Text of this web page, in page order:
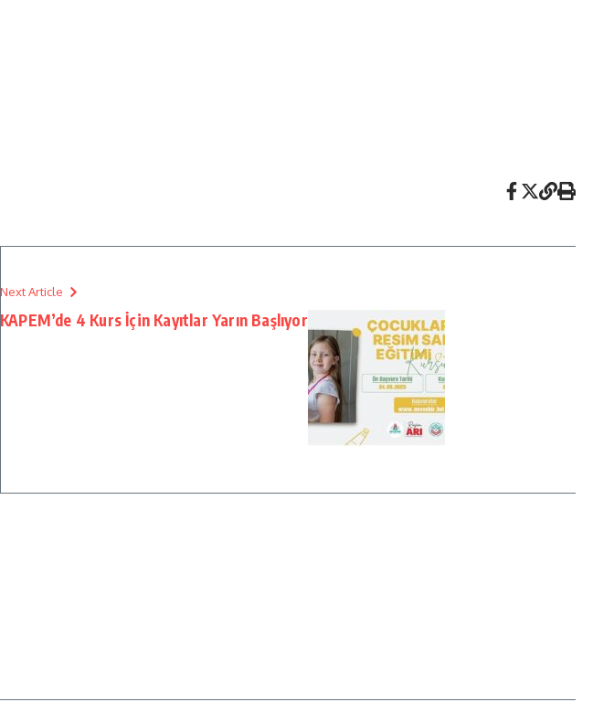
Next Article
KAPEM’de 4 Kurs İçin Kayıtlar Yarın Başlıyor